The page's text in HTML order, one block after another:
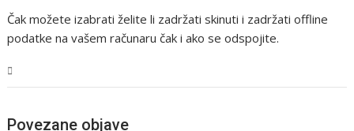
Čak možete izabrati želite li zadržati skinuti i zadržati offline
podatke na vašem računaru čak i ako se odspojite.
Povezane objave